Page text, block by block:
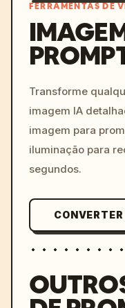
FERRAMENTAS DE
Transforme
imagem IA
imagem para
iluminação para
segundos.